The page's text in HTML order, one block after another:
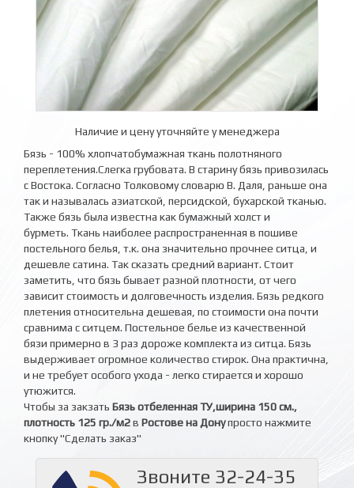
Наличие и цену уточняйте у менеджера
Бязь - 100% хлопчатобумажная ткань полотняного
переплетения.Слегка грубовата. В старину бязь привозилась
с Востока. Согласно Толковому словарю В. Даля, раньше она
так и называлась азиатской, персидской, бухарской тканью.
Также бязь была известна как бумажный холст и
бурметь. Ткань наиболее распространенная в пошиве
постельного белья, т.к. она значительно прочнее ситца, и
дешевле сатина. Так сказать средний вариант. Стоит
заметить, что бязь бывает разной плотности, от чего
зависит стоимость и долговечность изделия. Бязь редкого
плетения относительна дешевая, по стоимости она почти
сравнима с ситцем. Постельное белье из качественной
бязи примерно в 3 раз дороже комплекта из ситца. Бязь
выдерживает огромное количество стирок. Она практична,
и не требует особого ухода - легко стирается и хорошо
утюжится.
Чтобы за закзать Бязь отбеленная ТУ,ширина 150 см.,
плотность 125 гр./м2в Ростове на Донупросто нажмите
кнопку "Сделать заказ"
Звоните 32-24-35